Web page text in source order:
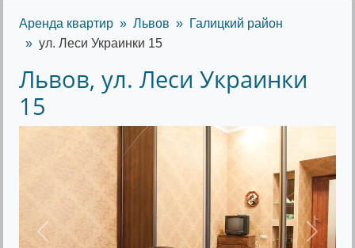
Аренда квартир Львов
Галицкий район
ул. Леси Украинки 15
Львов, ул. Леси Украинки
15
Предыдущее